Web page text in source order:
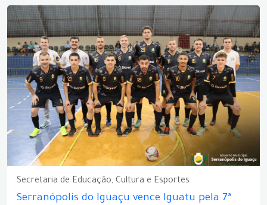
Secretaria de Educação, Cultura e Esportes
Serranópolis do Iguaçu vence Iguatu pela 7ª